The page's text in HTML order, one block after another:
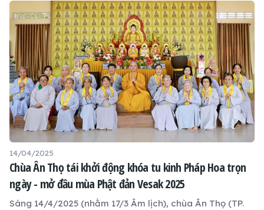
Văn hoá GHPGVN tỉnh Long An, Ủy viên Thường trực
Ban Hoằng pháp GHPGVN tỉnh, Trụ trì chùa An Lạc
(huyện Cần Giuộc) – đã quang lâm thuyết giảng với đề
tài “Nhân duyên”.
14/04/2025
Chùa Ân Thọ tái khởi động khóa tu kinh Pháp Hoa trọn
ngày - mở đầu mùa Phật đản Vesak 2025
Sáng 14/4/2025 (nhằm 17/3 Âm lịch), chùa Ân Thọ (TP.